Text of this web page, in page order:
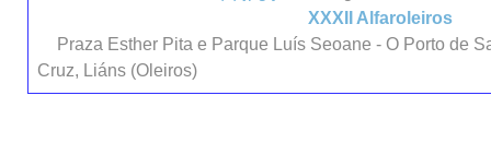
XXXII Alfaroleiros
Praza Esther Pita e Parque Luís Seoane - O Porto de
Cruz, Liáns (Oleiros)